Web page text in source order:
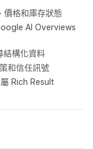
價格和庫存狀態
AI Overviews
結構化資料
和信任訊號
Rich Result